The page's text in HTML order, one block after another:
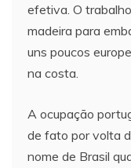
efetiva. O
madeira para
uns poucos
na costa.
A ocupação
de fato por volta
nome de Brasil